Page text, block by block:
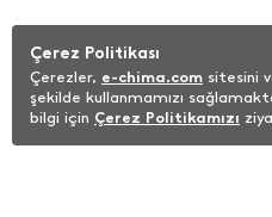
Çerez Politikası
Çerezler, e-chima.com sitesini
şekilde kullanmamızı
bilgi için Çerez Politikamızı